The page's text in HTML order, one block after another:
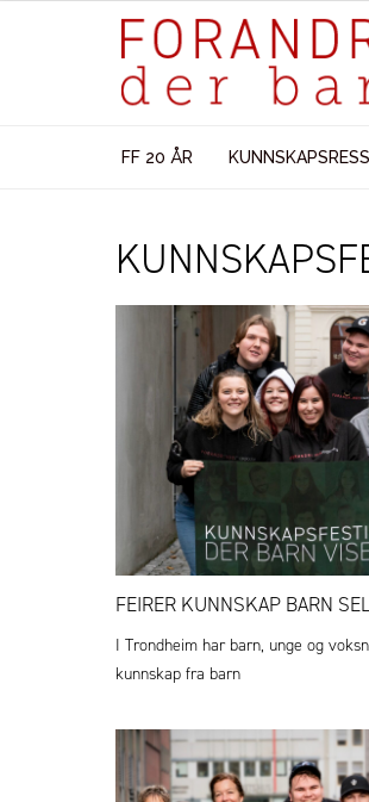
FF 20 ÅR
FEIRER KUNNSKAP BARN
I Trondheim har barn, unge og
kunnskap fra barn